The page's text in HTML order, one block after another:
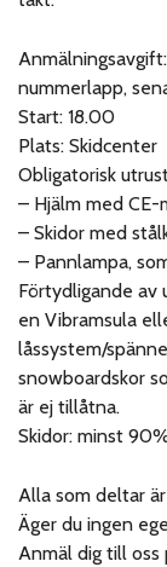
nummerlapp,
Start: 18.00
Plats: Skidcenter
Obligatorisk
– Hjälm med CE-
– Skidor med
– Pannlampa,
Förtydligande av
en Vibramsula
låssystem/
snowboardskor
är ej tillåtna.
Skidor: minst
Alla som deltar
Äger du ingen
Anmäl dig till oss